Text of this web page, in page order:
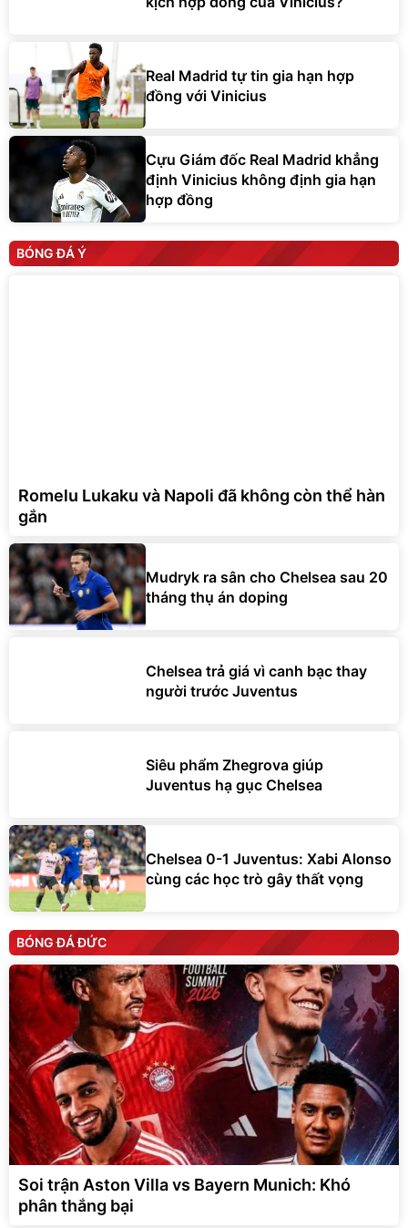
Real Madrid tự tin gia hạn hợp
đồng với Vinicius
Cựu Giám đốc Real Madrid khẳng
định Vinicius không định gia hạn
hợp đồng
BÓNG ĐÁ Ý
Romelu Lukaku và Napoli đã không còn thể hàn
gắn
Mudryk ra sân cho Chelsea sau 20
tháng thụ án doping
Chelsea trả giá vì canh bạc thay
người trước Juventus
Siêu phẩm Zhegrova giúp
Juventus hạ gục Chelsea
Chelsea 0-1 Juventus: Xabi Alonso
cùng các học trò gây thất vọng
BÓNG ĐÁ ĐỨC
Soi trận Aston Villa vs Bayern Munich: Khó
phân thắng bại